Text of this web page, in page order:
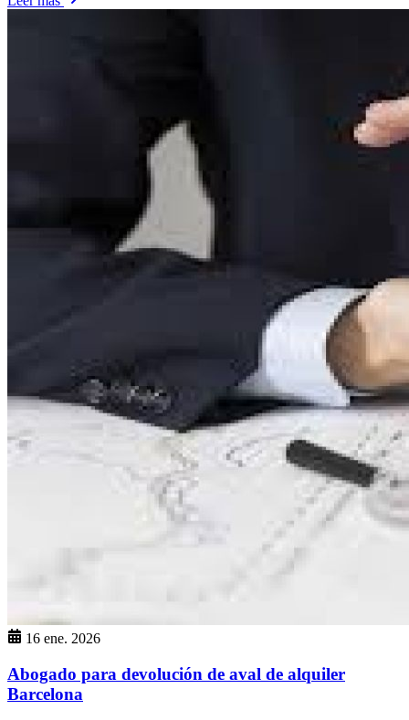
16 ene. 2026
Abogado para devolución de aval de alquiler
Barcelona